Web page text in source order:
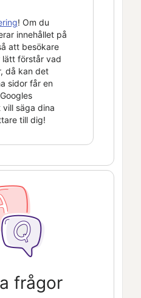
! Om du
innehållet på
att besökare
lätt förstår vad
då kan det
sidor får en
vill säga dina
till dig!
frågor